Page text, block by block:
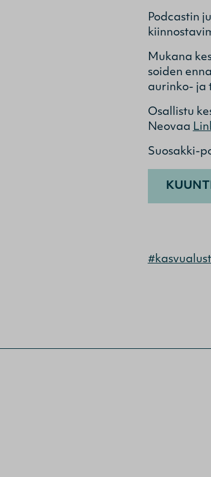
Podcastin
Mukana
soiden
aurinko- ja
Osallistu
Neovaa
Suosakki-